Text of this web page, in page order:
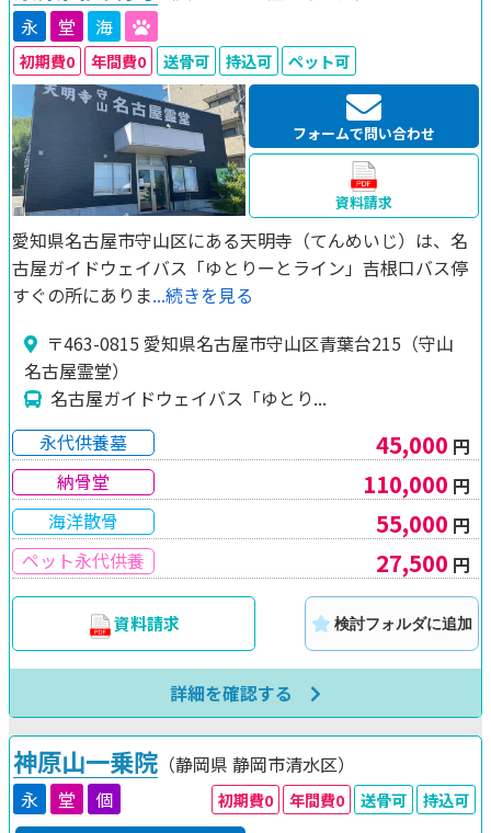
永
堂 海
初期費0 年間費0 送骨可 持込可 ペット可
〒463-0815 愛知県名古屋市守山区青葉台215（守山
名古屋霊堂）
名古屋ガイドウェイバス「ゆとり...
永代供養墓
45,000 円
納骨堂
110,000 円
海洋散骨
55,000 円
ペット永代供養
27,500 円
フォームで問い合わせ
資料請求
愛知県名古屋市守山区にある天明寺（てんめいじ）は、名
古屋ガイドウェイバス「ゆとりーとライン」吉根口バス停
すぐの所にありま...続きを見る
資料請求 検討フォルダに追加
詳細を確認する
神原山一乗院 （静岡県 静岡市清水区）
永
堂 個 初期費0 年間費0 送骨可 持込可